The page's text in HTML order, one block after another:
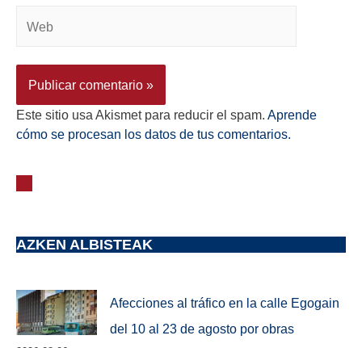
Este sitio usa Akismet para reducir el spam. Aprende
cómo se procesan los datos de tus comentarios.
AZKEN ALBISTEAK
Afecciones al tráfico en la calle Egogain
del 10 al 23 de agosto por obras